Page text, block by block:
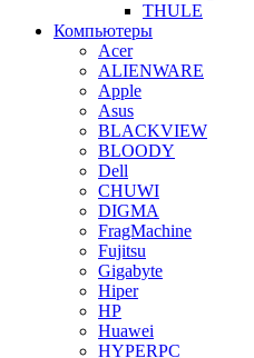
THULE
Компьютеры
Acer
ALIENWARE
Apple
Asus
BLACKVIEW
BLOODY
Dell
CHUWI
DIGMA
FragMachine
Fujitsu
Gigabyte
Hiper
HP
Huawei
HYPERPC